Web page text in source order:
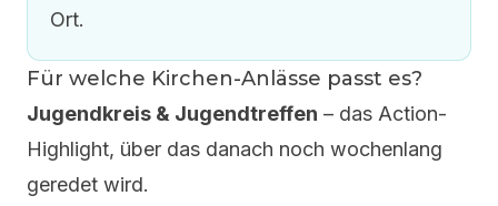
Ort.
Für welche Kirchen-Anlässe passt es?
Jugendkreis & Jugendtreffen – das Action-
Highlight, über das danach noch wochenlang
geredet wird.